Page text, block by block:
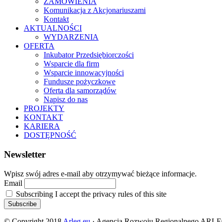
Komunikacja z Akcjonariuszami
Kontakt
AKTUALNOŚCI
WYDARZENIA
OFERTA
Inkubator Przedsiębiorczości
Wsparcie dla firm
Wsparcie innowacyjności
Fundusze pożyczkowe
Oferta dla samorządów
Napisz do nas
PROJEKTY
KONTAKT
KARIERA
DOSTĘPNOŚĆ
Newsletter
Wpisz swój adres e-mail aby otrzymywać bieżące informacje.
Email
Subscribing I accept the privacy rules of this site